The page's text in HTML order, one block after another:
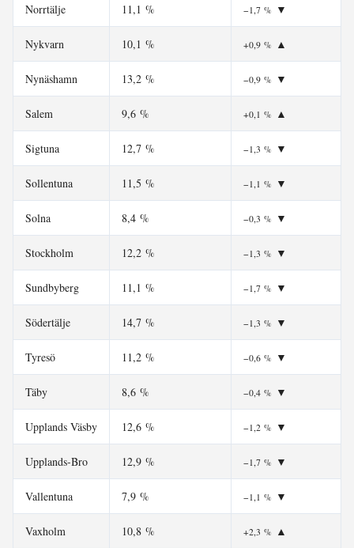
Norrtälje 11,1 % −1,7 % ▼
Nykvarn 10,1 % +0,9 % ▲
Nynäshamn 13,2 % −0,9 % ▼
Salem 9,6 % +0,1 % ▲
Sigtuna 12,7 % −1,3 % ▼
Sollentuna 11,5 % −1,1 % ▼
Solna 8,4 % −0,3 % ▼
Stockholm 12,2 % −1,3 % ▼
Sundbyberg 11,1 % −1,7 % ▼
Södertälje 14,7 % −1,3 % ▼
Tyresö 11,2 % −0,6 % ▼
Täby 8,6 % −0,4 % ▼
Upplands Väsby 12,6 % −1,2 % ▼
Upplands-Bro 12,9 % −1,7 % ▼
Vallentuna 7,9 % −1,1 % ▼
Vaxholm 10,8 % +2,3 % ▲